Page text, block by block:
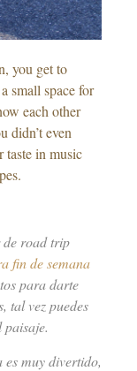
you get to
small space for
each other
didn’t even
taste in music
de road trip
fin de semana
para darte
tal vez puedes
muy divertido,